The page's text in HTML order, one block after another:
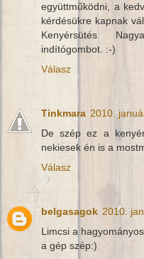
együttműködni, a
kérdésükre kapnak
Kenyérsütés
indítógombot. :-)
Válasz
Tinkmara 2010.
De szép ez a
nekiesek én is a
Válasz
belgasagok 2010.
Limcsi a
a gép szép:)